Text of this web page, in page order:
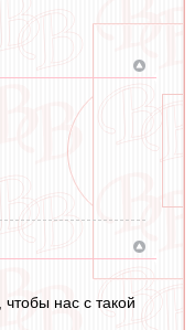
нас с такой